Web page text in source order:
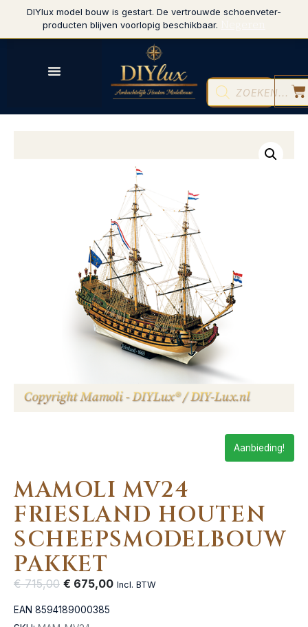
DIYlux model bouw is gestart. De vertrouwde schoenveter-
producten blijven voorlopig beschikbaar.
Aanbieding!
MAMOLI MV24
FRIESLAND HOUTEN
SCHEEPSMODELBOUW
PAKKET
€715,00 € 675,00 Incl. BTW
EAN 8594189000385